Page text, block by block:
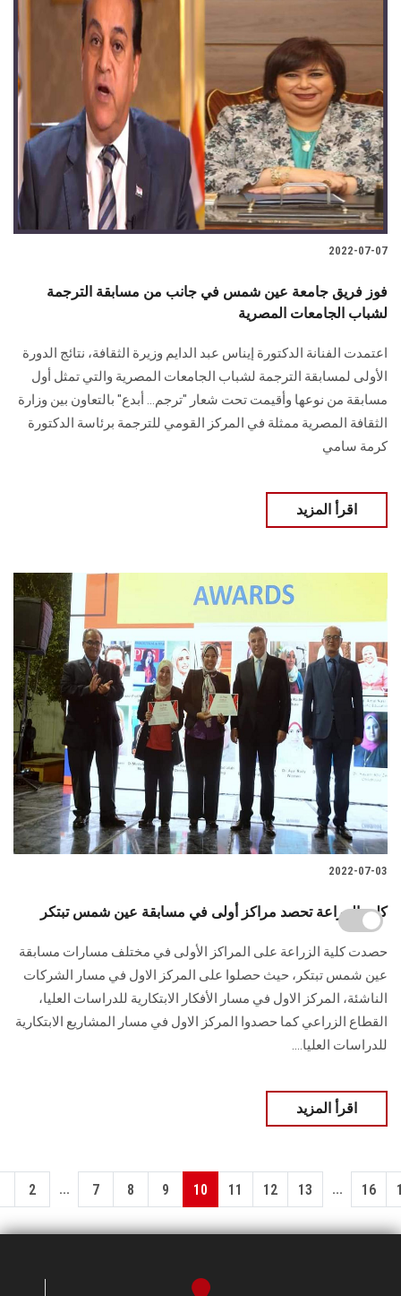
2022-07-07
فوز فريق جامعة عين شمس في جانب من مسابقة الترجمة
لشباب الجامعات المصرية
اعتمدت الفنانة الدكتورة إيناس عبد الدايم وزيرة الثقافة، نتائج الدورة
الأولى لمسابقة ‏الترجمة لشباب الجامعات المصرية والتي تمثل أول
مسابقة من ‏نوعها وأقيمت تحت شعار "ترجم... أبدع"‏ بالتعاون بين وزارة
‏الثقافة المصرية ممثلة في المركز القومي للترجمة برئاسة الدكتورة
كرمة سامي
اقرأ المزيد
2022-07-03
كليه الزراعة تحصد مراكز أولى في مسابقة عين شمس تبتكر
حصدت كلية الزراعة على المراكز الأولى في مختلف مسارات مسابقة
عين شمس تبتكر، حيث حصلوا على المركز الاول في مسار الشركات
الناشئة، المركز الاول في مسار الأفكار الابتكارية للدراسات العليا،
القطاع الزراعي كما حصدوا المركز الاول في مسار المشاريع الابتكارية
للدراسات العليا....
اقرأ المزيد
2 ... 7 8 9 10 11 12 13 ... 16